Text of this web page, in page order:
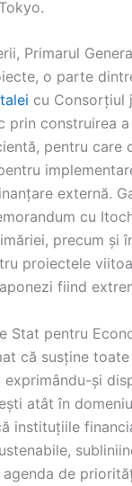
Primarul
o parte
cu Consorțiul
prin construirea
pentru
externă.
cu
precum și
proiectele
fiind
Stat pentru
că susține
exprimându-și
atât în
instituțiile
de